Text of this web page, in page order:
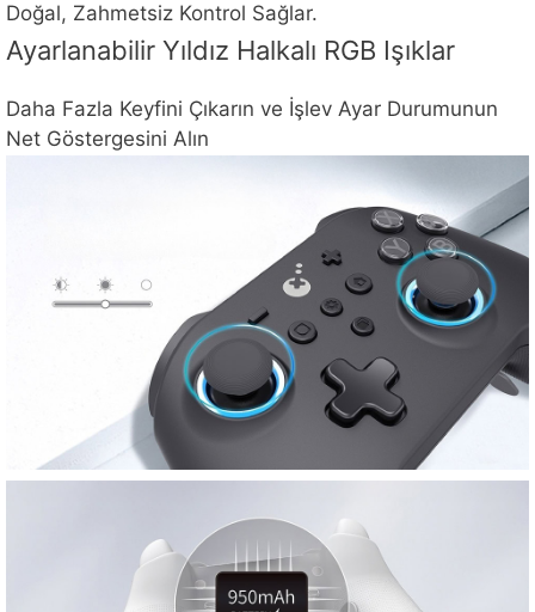
Doğal, Zahmetsiz Kontrol Sağlar.
Ayarlanabilir Yıldız Halkalı RGB Işıklar
Daha Fazla Keyfini Çıkarın ve İşlev Ayar Durumunun
Net Göstergesini Alın